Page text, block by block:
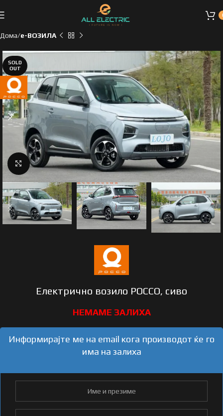
Дома e-ВОЗИЛА
SOLD
OUT
Click to enlarge
Електрично возило POCCO, сиво
Информирајте ме на email кога производот ќе го
има на залиха